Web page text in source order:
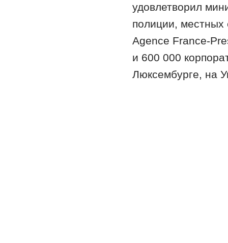
удовлетворил
полиции,
Agence France-
и 600 000
Люксембурге, на